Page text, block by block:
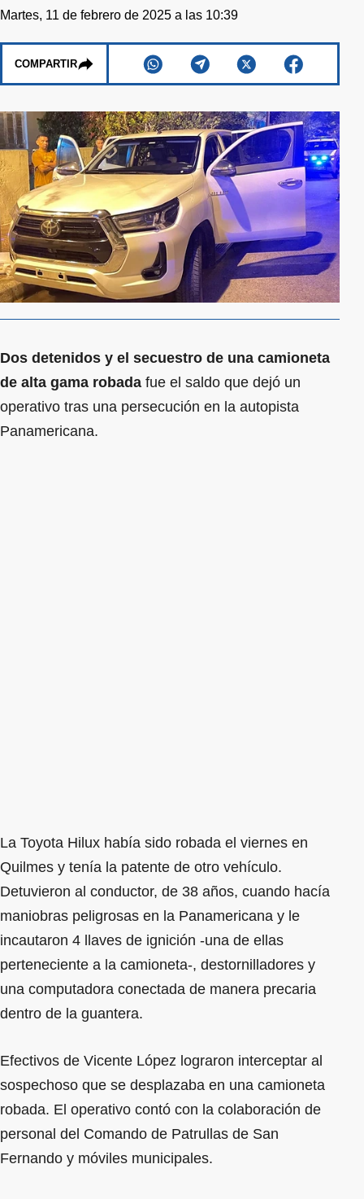
Martes, 11 de febrero de 2025 a las 10:39
COMPARTIR
Dos detenidos y el secuestro de una camioneta
de alta gama robada fue el saldo que dejó un
operativo tras una persecución en la autopista
Panamericana.
La Toyota Hilux había sido robada el viernes en
Quilmes y tenía la patente de otro vehículo.
Detuvieron al conductor, de 38 años, cuando hacía
maniobras peligrosas en la Panamericana y le
incautaron 4 llaves de ignición -una de ellas
perteneciente a la camioneta-, destornilladores y
una computadora conectada de manera precaria
dentro de la guantera.
Efectivos de Vicente López lograron interceptar al
sospechoso que se desplazaba en una camioneta
robada. El operativo contó con la colaboración de
personal del Comando de Patrullas de San
Fernando y móviles municipales.